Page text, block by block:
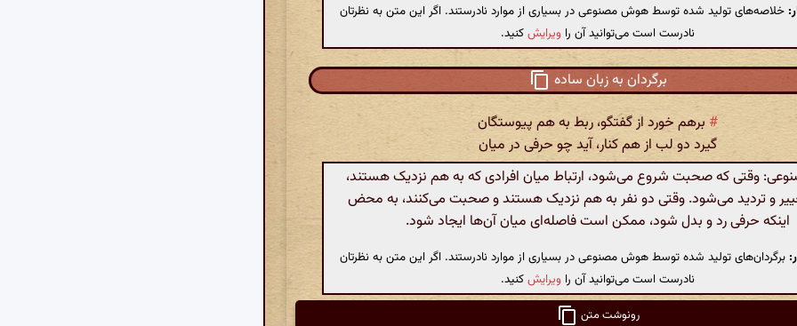
خلاصه‌های تولید شده توسط هوش مصنوعی در بسیاری از موارد نادرستند. اگر این متن به نظرتان
نادرست است می‌توانید آن را ویرایشکنید.
برگردان به زبان ساده
# برهم خورد از گفتگو، ربط به هم پیوستگان
گیرد دو لب از هم کنار، آید چو حرفی در میان
وقتی که صحبت شروع می‌شود، ارتباط میان افرادی که به هم نزدیک هستند،
و تردید می‌شود. وقتی دو نفر به هم نزدیک هستند و صحبت می‌کنند، به محض
اینکه حرفی رد و بدل شود، ممکن است فاصله‌ای میان آن‌ها ایجاد شود.
برگردان‌های تولید شده توسط هوش مصنوعی در بسیاری از موارد نادرستند. اگر این متن به نظرتان
نادرست است می‌توانید آن را ویرایشکنید.
رونوشت متن